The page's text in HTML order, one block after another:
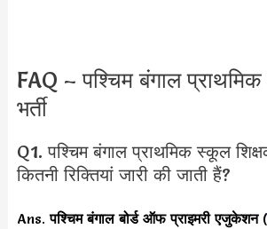
FAQ – पश्चिम बंगाल
भर्ती
Q1. पश्चिम बंगाल प्राथमिक स्कूल
कितनी रिक्तियां जारी की जाती हैं?
Ans.पश्चिम बंगाल बोर्ड ऑफ प्राइमरी एजुकेशन(